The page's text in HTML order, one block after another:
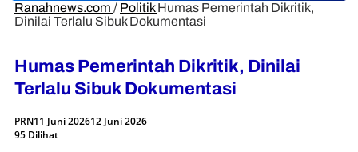
Ranahnews.com / Politik Humas Pemerintah Dikritik,
Dinilai Terlalu Sibuk Dokumentasi
Humas Pemerintah Dikritik, Dinilai
Terlalu Sibuk Dokumentasi
PRN11 Juni 202612 Juni 2026
95 Dilihat